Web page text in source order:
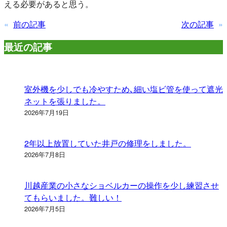
える必要があると思う。
« 前の記事 次の記事 »
最近の記事
室外機を少しでも冷やすため､細い塩ビ管を使って遮光
ネットを張りました。
2026年7月19日
2年以上放置していた井戸の修理をしました。
2026年7月8日
川越産業の小さなショベルカーの操作を少し練習させ
てもらいました。難しい！
2026年7月5日